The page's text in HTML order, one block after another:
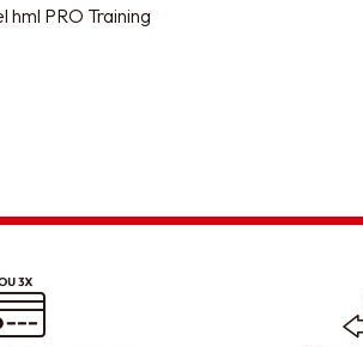
hml PRO Training